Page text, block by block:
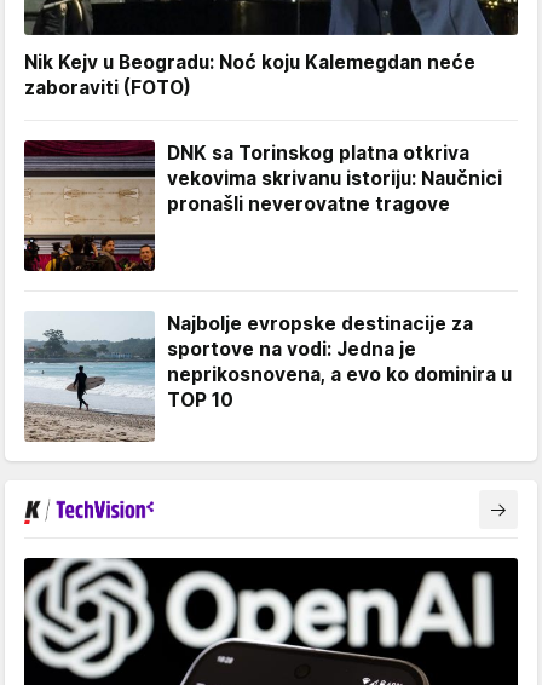
Nik Kejv u Beogradu: Noć koju Kalemegdan neće
zaboraviti (FOTO)
DNK sa Torinskog platna otkriva
vekovima skrivanu istoriju: Naučnici
pronašli neverovatne tragove
Najbolje evropske destinacije za
sportove na vodi: Jedna je
neprikosnovena, a evo ko dominira u
TOP 10